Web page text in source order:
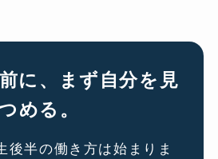
に、まず自分を見
める。
後半の働き方は始まりま